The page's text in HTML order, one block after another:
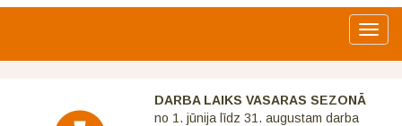
DARBA LAIKS VASARAS SEZONĀ
no 1. jūnija līdz 31. augustam darba